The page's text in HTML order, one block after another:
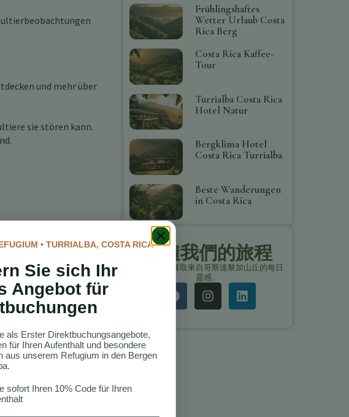
und mehr über
sie stören kann.
das
sind. Ihre
und
Frühlingshaftes
Wetter Urlaub Costa
Rica Berg
Costa Rica Kaffee-
Tour
Turrialba Costa Rica
Hotel Natur
Bergklima Hotel
Costa Rica Turrialba
Beste Wanderungen
in Costa Rica
追隨我們的旅程
保持聯繫，獲取來自哥斯達黎加山丘的每日
靈感。
• TURRIALBA, COSTA RICA
Sie sich Ihr
Angebot für
als Erster Direktbuchungsangebote,
für Ihren Aufenthalt und besondere
aus unserem Refugium in den Bergen
sofort Ihren 10% Code für Ihren